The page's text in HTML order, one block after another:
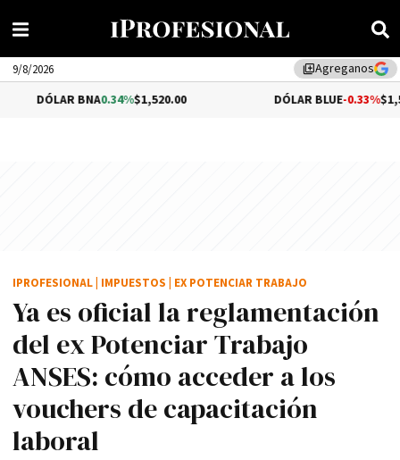
library_addAgreganos
9/8/2026
0.34%$1,520.00 DÓLAR BLUE-0.33%$1,540.00
Ya es oficial la reglamentación
del ex Potenciar Trabajo
ANSES: cómo acceder a los
vouchers de capacitación
laboral
IPROFESIONAL IMPUESTOS EX POTENCIAR TRABAJO